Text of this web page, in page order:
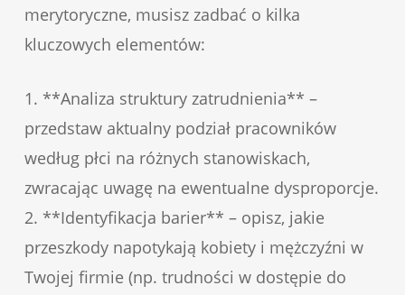
merytoryczne, musisz zadbać o kilka
kluczowych elementów:
1. **Analiza struktury zatrudnienia** –
przedstaw aktualny podział pracowników
według płci na różnych stanowiskach,
zwracając uwagę na ewentualne dysproporcje.
2. **Identyfikacja barier** – opisz, jakie
przeszkody napotykają kobiety i mężczyźni w
Twojej firmie (np. trudności w dostępie do